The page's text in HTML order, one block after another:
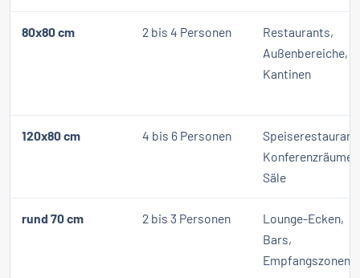
80x80 cm 2 bis 4 Personen
Restaurants,
Außenbereiche,
Kantinen
120x80 cm 4 bis 6 Personen
Konferenzräume,
Säle
rund 70 cm 2 bis 3 Personen
Lounge-Ecken,
Bars,
Empfangszonen